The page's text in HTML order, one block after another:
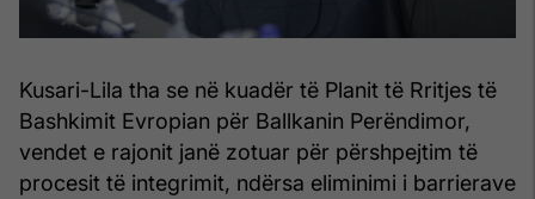
Kusari-Lila tha se në kuadër të Planit të Rritjes të
Bashkimit Evropian për Ballkanin Perëndimor,
vendet e rajonit janë zotuar për përshpejtim të
procesit të integrimit, ndërsa eliminimi i barrierave